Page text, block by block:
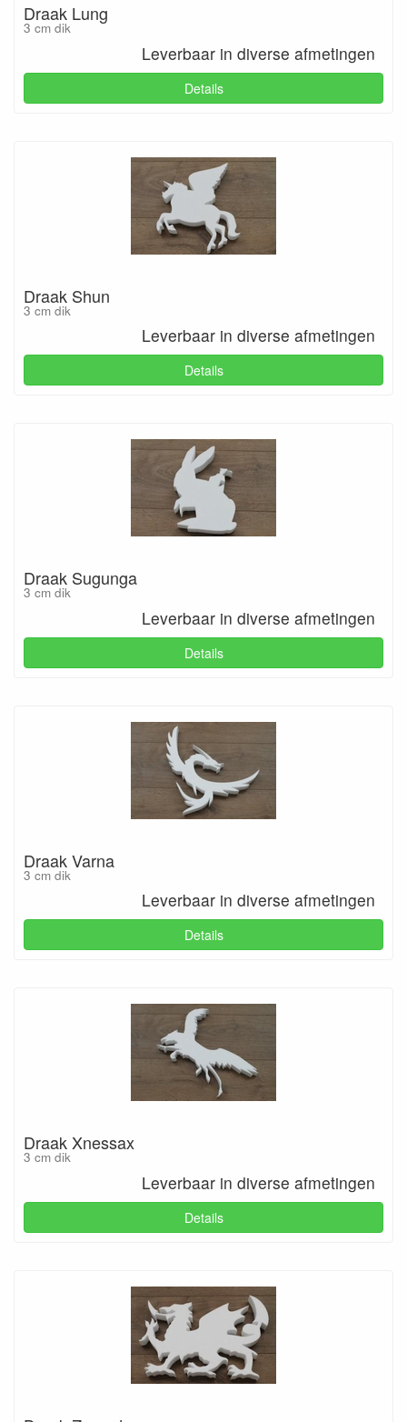
Draak Lung
3 cm dik
Leverbaar in diverse afmetingen
Details
Draak Shun
3 cm dik
Leverbaar in diverse afmetingen
Details
Draak Sugunga
3 cm dik
Leverbaar in diverse afmetingen
Details
Draak Varna
3 cm dik
Leverbaar in diverse afmetingen
Details
Draak Xnessax
3 cm dik
Leverbaar in diverse afmetingen
Details